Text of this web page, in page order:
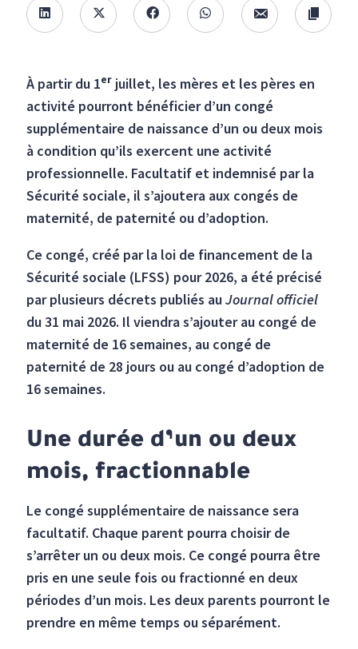
À partir du 1er juillet, les mères et les pères en
activité pourront bénéficier d’un congé
supplémentaire de naissance d’un ou deux mois
à condition qu’ils exercent une activité
professionnelle. Facultatif et indemnisé par la
Sécurité sociale, il s’ajoutera aux congés de
maternité, de paternité ou d’adoption.
Ce congé, créé par la loi de financement de la
Sécurité sociale (LFSS) pour 2026, a été précisé
par plusieurs décrets publiés auJournal officiel
du 31 mai 2026. Il viendra s’ajouter au congé de
maternité de 16 semaines, au congé de
paternité de 28 jours ou au congé d’adoption de
16 semaines.
Une durée d’un ou deux
mois, fractionnable
Le congé supplémentaire de naissance sera
facultatif. Chaque parent pourra choisir de
s’arrêter un ou deux mois. Ce congé pourra être
pris en une seule fois ou fractionné en deux
périodes d’un mois. Les deux parents pourront le
prendre en même temps ou séparément.